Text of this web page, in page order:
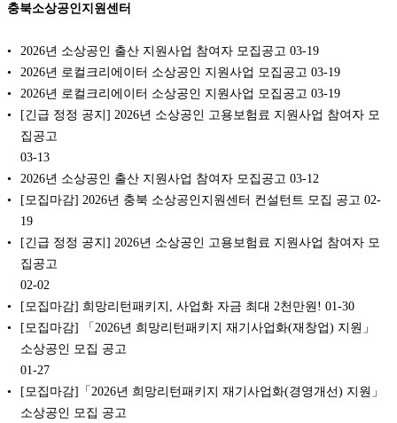
충북소상공인지원센터
2026년 소상공인 출산 지원사업 참여자 모집공고 03-19
2026년 로컬크리에이터 소상공인 지원사업 모집공고 03-19
2026년 로컬크리에이터 소상공인 지원사업 모집공고 03-19
[긴급 정정 공지] 2026년 소상공인 고용보험료 지원사업 참여자 모
집공고
03-13
2026년 소상공인 출산 지원사업 참여자 모집공고 03-12
[모집마감] 2026년 충북 소상공인지원센터 컨설턴트 모집 공고 02-
19
[긴급 정정 공지] 2026년 소상공인 고용보험료 지원사업 참여자 모
집공고
02-02
[모집마감] 희망리턴패키지, 사업화 자금 최대 2천만원! 01-30
[모집마감] 「2026년 희망리턴패키지 재기사업화(재창업) 지원」
소상공인 모집 공고
01-27
[모집마감]「2026년 희망리턴패키지 재기사업화(경영개선) 지원」
소상공인 모집 공고